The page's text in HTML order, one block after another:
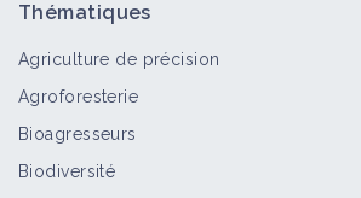
Thématiques
Agriculture de précision
Agroforesterie
Bioagresseurs
Biodiversité